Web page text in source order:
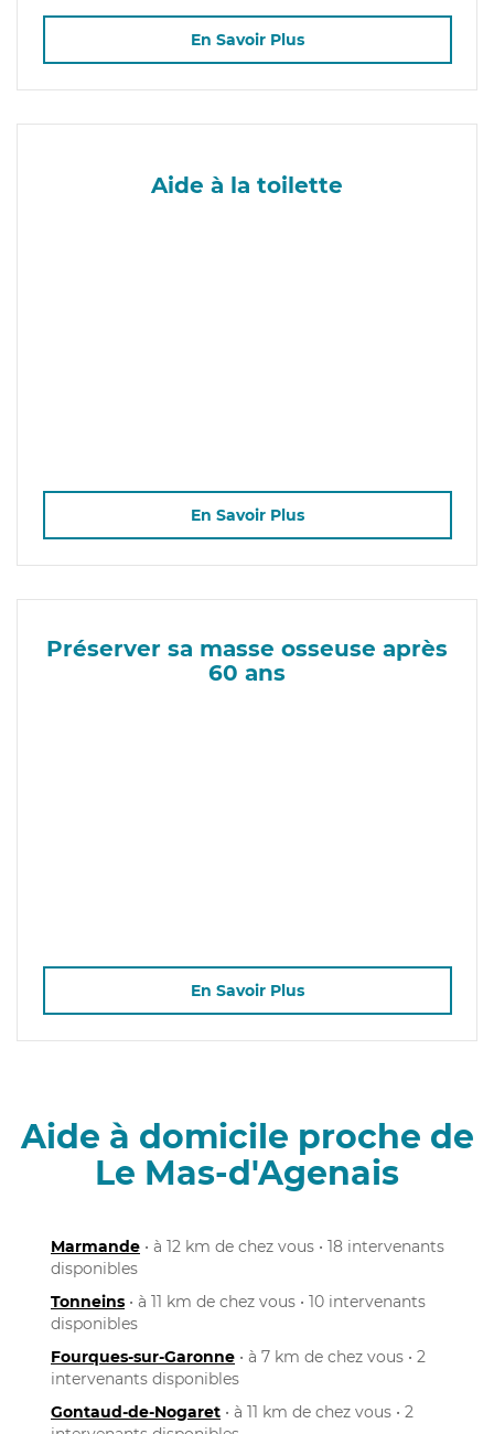
En Savoir Plus
Aide à la toilette
En Savoir Plus
Préserver sa masse osseuse après
60 ans
En Savoir Plus
Aide à domicile proche de
Le Mas-d'Agenais
Marmande • à 12 km de chez vous • 18 intervenants
disponibles
Tonneins • à 11 km de chez vous • 10 intervenants
disponibles
Fourques-sur-Garonne • à 7 km de chez vous • 2
intervenants disponibles
Gontaud-de-Nogaret • à 11 km de chez vous • 2